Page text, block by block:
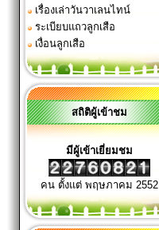
เรื่องเล่าวันวาเลนไทน์
ระเบียบแถวลูกเสือ
เงื่อนลูกเสือ
สถิติผู้เข้าชม
มีผู้เข้าเยี่ยมชม
คน ตั้งแต่ พฤษภาคม 2552